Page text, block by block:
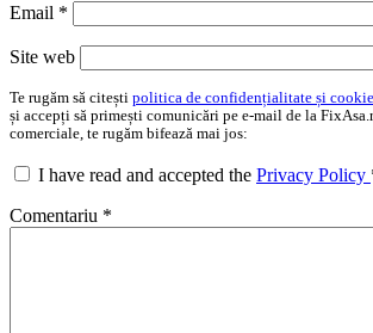
Email *
Site web
Te rugăm să citești politica de confidențialitate și
și accepți să primești comunicări pe e-mail de la
comerciale, te rugăm bifează mai jos:
I have read and accepted the Privacy Policy
Comentariu *